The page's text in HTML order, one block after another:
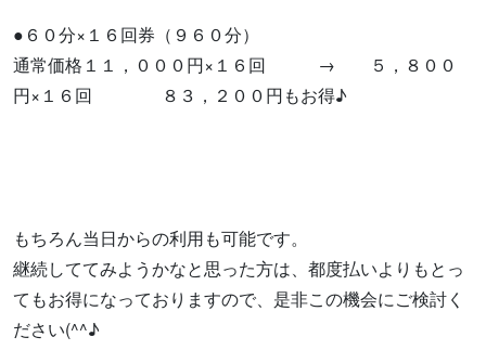
●６０分×１６回券（９６０分）
通常価格１１，０００円×１６回 → ５，８００
円×１６回 ８３，２００円もお得♪
もちろん当日からの利用も可能です。
継続しててみようかなと思った方は、都度払いよりもとっ
てもお得になっておりますので、是非この機会にご検討く
ださい(^^♪